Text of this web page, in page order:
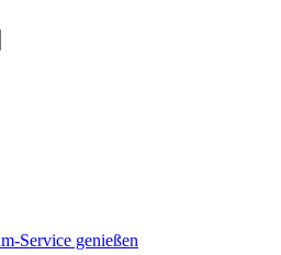
Service genießen